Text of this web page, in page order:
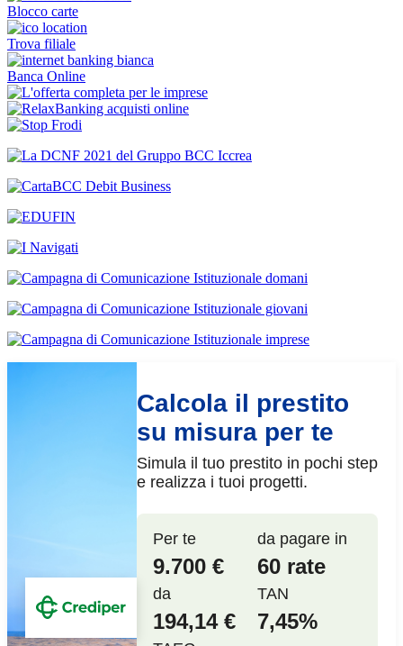
Blocco carte
Trova filiale
Banca Online